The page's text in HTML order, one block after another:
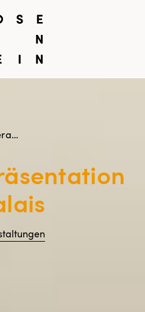
Abschlussveranstaltung der Mitmach-Ausstellung 2023